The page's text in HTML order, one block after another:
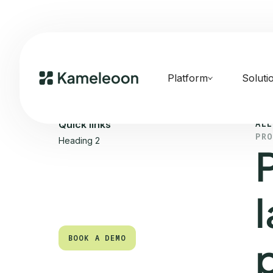
Platform
Quick links
Heading 2
BOOK A DEMO